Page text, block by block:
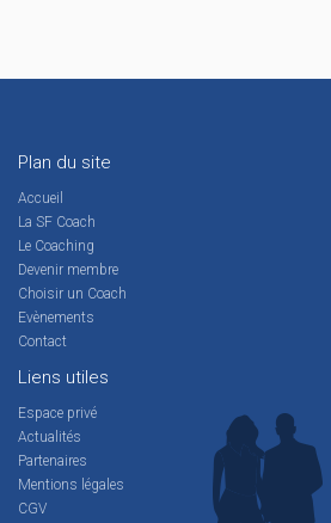
Plan du site
Accueil
La SF Coach
Le Coaching
Devenir membre
Choisir un Coach
Evènements
Contact
Liens utiles
Espace privé
Actualités
Partenaires
Mentions légales
CGV